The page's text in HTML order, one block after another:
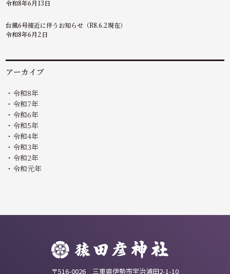
令和8年6月13日
台風6号接近に伴うお知らせ（R8.6.2現在）
令和8年6月2日
アーカイブ
令和8年
令和7年
令和6年
令和5年
令和4年
令和3年
令和2年
令和元年
〒516-0026 三重県伊勢市宇治浦田2-1-10